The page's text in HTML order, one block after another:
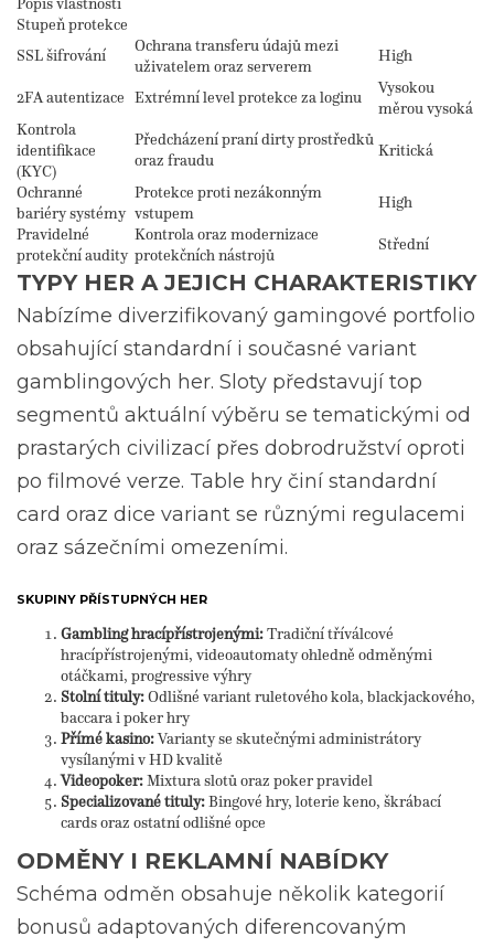
Stupeň protekce
SSL šifrování
Ochrana transferu údajů mezi
uživatelem oraz serverem
High
2FA autentizace Extrémní level protekce za loginu
Vysokou
měrou vysoká
Kontrola
identifikace
(KYC)
Předcházení praní dirty prostředků
oraz fraudu
Kritická
Ochranné
bariéry systémy
Protekce proti nezákonným
vstupem
High
Pravidelné
protekční audity
Kontrola oraz modernizace
protekčních nástrojů
Střední
TYPY HER A JEJICH CHARAKTERISTIKY
Nabízíme diverzifikovaný gamingové portfolio
obsahující standardní i současné variant
gamblingových her. Sloty představují top
segmentů aktuální výběru se tematickými od
prastarých civilizací přes dobrodružství oproti
po filmové verze. Table hry činí standardní
card oraz dice variant se různými regulacemi
oraz sázečními omezeními.
SKUPINY PŘÍSTUPNÝCH HER
Gambling hracípřístrojenými:Tradiční tříválcové
hracípřístrojenými, videoautomaty ohledně odměnými
otáčkami, progressive výhry
Stolní tituly:Odlišné variant ruletového kola, blackjackového,
baccara i poker hry
Přímé kasino:Varianty se skutečnými administrátory
vysílanými v HD kvalitě
Videopoker:Mixtura slotů oraz poker pravidel
Specializované tituly:Bingové hry, loterie keno, škrábací
cards oraz ostatní odlišné opce
ODMĚNY I REKLAMNÍ NABÍDKY
Schéma odměn obsahuje několik kategorií
bonusů adaptovaných diferencovaným